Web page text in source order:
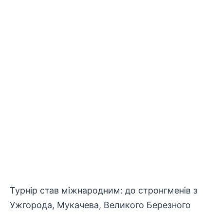
Турнір став міжнародним: до стронгменів з
Ужгорода, Мукачева, Великого Березного